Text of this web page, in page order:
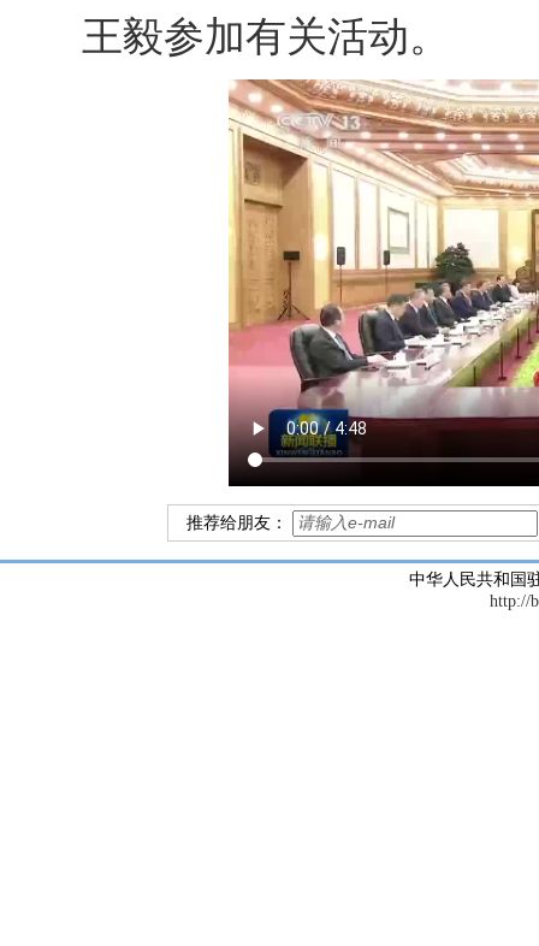
王毅参加有关活动。
推荐给朋友：
中华人民共和国
http://